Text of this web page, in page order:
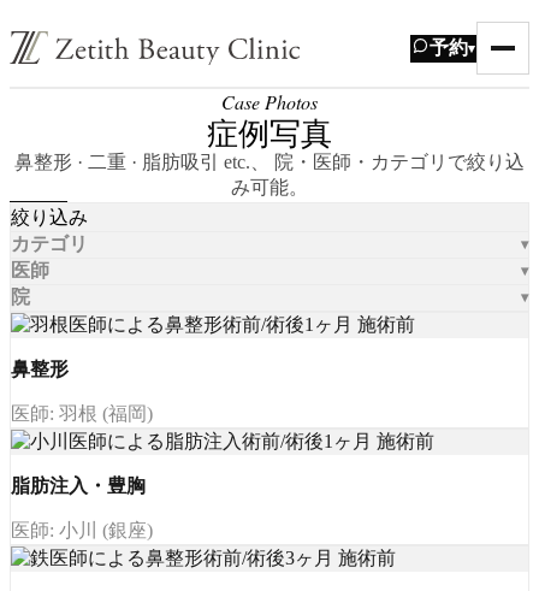
予約▾
Case Photos
症例写真
鼻整形 · 二重 · 脂肪吸引 etc.、 院・医師・カテゴリで絞り込
み可能。
絞り込み
カテゴリ
医師
院
鼻整形
医師: 羽根 (福岡)
脂肪注入・豊胸
医師: 小川 (銀座)